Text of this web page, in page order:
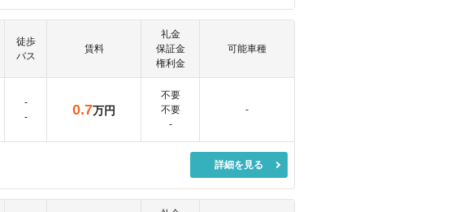
徒歩
バス
賃料
礼金
保証金
権利金
可能車種
-
-
0.7万円
不要
不要
-
-
詳細を見る